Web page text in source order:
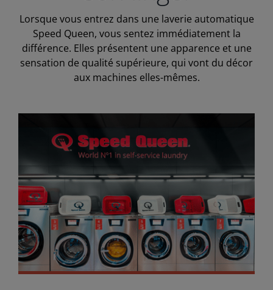
Lorsque vous entrez dans une laverie automatique
Speed Queen, vous sentez immédiatement la
différence. Elles présentent une apparence et une
sensation de qualité supérieure, qui vont du décor
aux machines elles-mêmes.